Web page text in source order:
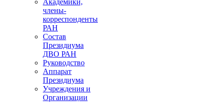
Академики,
члены-
корреспонденты
РАН
Состав
Президиума
ДВО РАН
Руководство
Аппарат
Президиума
Учреждения и
Организации